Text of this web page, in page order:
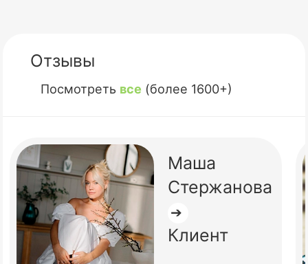
Отзывы
Посмотреть все (более 1600+)
Маша
Стержанова
➔
Клиент